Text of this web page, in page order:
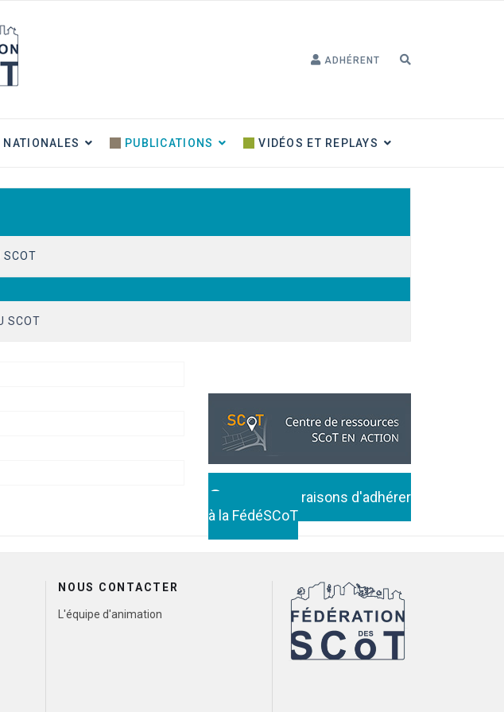
ADHÉRENT
NATIONALES PUBLICATIONS VIDÉOS ET REPLAYS
SCOT
SCOT
Toutes les raisons d'adhérer
à la FédéSCoT
NOUS CONTACTER
L'équipe d'animation